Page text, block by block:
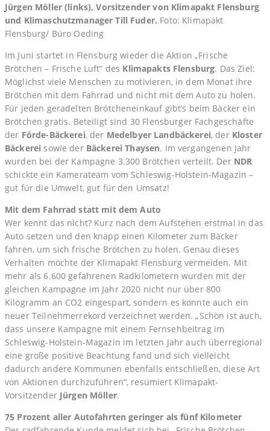
Jürgen Möller (links), Vorsitzender von Klimapakt Flensburg
und Klimaschutzmanager Till Fuder. Foto: Klimapakt
Flensburg/ Büro Oeding
Im Juni startet in Flensburg wieder die Aktion „Frische
Brötchen – Frische Luft“ des Klimapakts Flensburg. Das Ziel:
Möglichst viele Menschen zu motivieren, in dem Monat ihre
Brötchen mit dem Fahrrad und nicht mit dem Auto zu holen.
Für jeden geradelten Brötcheneinkauf gibt’s beim Bäcker ein
Brötchen gratis. Beteiligt sind 30 Flensburger Fachgeschäfte
der Förde-Bäckerei, der Medelbyer Landbäckerei, der Kloster
Bäckerei sowie der Bäckerei Thaysen. Im vergangenen Jahr
wurden bei der Kampagne 3.300 Brötchen verteilt. DerNDR
schickte ein Kamerateam vom Schleswig-Holstein-Magazin –
gut für die Umwelt, gut für den Umsatz!
Mit dem Fahrrad statt mit dem Auto
Wer kennt das nicht? Kurz nach dem Aufstehen erstmal in das
Auto setzen und den knapp einen Kilometer zum Bäcker
fahren, um sich frische Brötchen zu holen. Genau dieses
Verhalten möchte der Klimapakt Flensburg vermeiden. Mit
mehr als 6.600 gefahrenen Radkilometern wurden mit der
gleichen Kampagne im Jahr 2020 nicht nur über 800
Kilogramm an CO2 eingespart, sondern es konnte auch ein
neuer Teilnehmerrekord verzeichnet werden. „Schön ist auch,
dass unsere Kampagne mit einem Fernsehbeitrag im
Schleswig-Holstein-Magazin im letzten Jahr auch überregional
eine große positive Beachtung fand und sich vielleicht
dadurch andere Kommunen ebenfalls entschließen, diese Art
von Aktionen durchzuführen“, resümiert Klimapakt-
Vorsitzender Jürgen Möller.
75 Prozent aller Autofahrten geringer als fünf Kilometer